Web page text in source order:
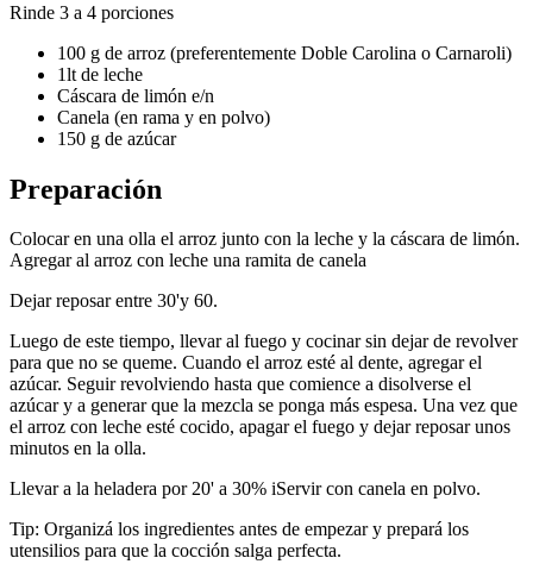
Rinde 3 a 4 porciones
100 g de arroz (preferentemente Doble Carolina o Carnaroli)
1lt de leche
Cáscara de limón e/n
Canela (en rama y en polvo)
150 g de azúcar
Preparación
Colocar en una olla el arroz junto con la leche y la cáscara de limón.
Agregar al arroz con leche una ramita de canela
Dejar reposar entre 30'y 60.
Luego de este tiempo, llevar al fuego y cocinar sin dejar de revolver
para que no se queme. Cuando el arroz esté al dente, agregar el
azúcar. Seguir revolviendo hasta que comience a disolverse el
azúcar y a generar que la mezcla se ponga más espesa. Una vez que
el arroz con leche esté cocido, apagar el fuego y dejar reposar unos
minutos en la olla.
Llevar a la heladera por 20' a 30% iServir con canela en polvo.
Tip: Organizá los ingredientes antes de empezar y prepará los
utensilios para que la cocción salga perfecta.